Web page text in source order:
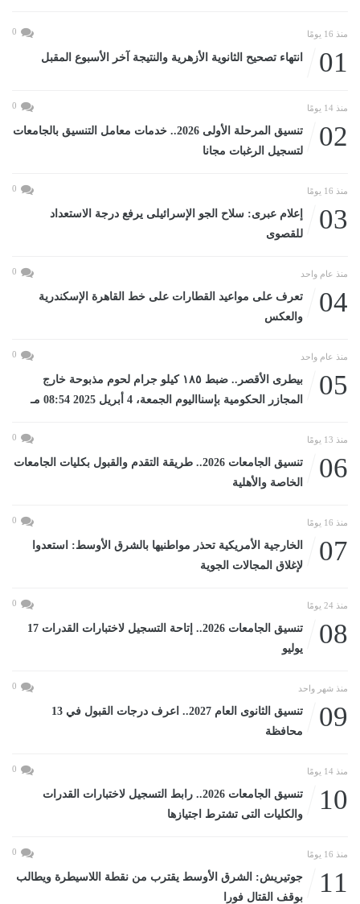
منذ 16 يومًا 0
01 انتهاء تصحيح الثانوية الأزهرية والنتيجة آخر الأسبوع المقبل
منذ 14 يومًا 0
02
تنسيق المرحلة الأولى 2026.. خدمات معامل التنسيق بالجامعات
لتسجيل الرغبات مجانا
منذ 16 يومًا 0
03
إعلام عبرى: سلاح الجو الإسرائيلى يرفع درجة الاستعداد
للقصوى
منذ عام واحد 0
04
تعرف على مواعيد القطارات على خط القاهرة الإسكندرية
والعكس
منذ عام واحد 0
05
بيطرى الأقصر.. ضبط ١٨٥ كيلو جرام لحوم مذبوحة خارج
المجازر الحكومية بإسنااليوم الجمعة، 4 أبريل 2025 08:54 مـ
منذ 13 يومًا 0
06
تنسيق الجامعات 2026.. طريقة التقدم والقبول بكليات الجامعات
الخاصة والأهلية
منذ 16 يومًا 0
07
الخارجية الأمريكية تحذر مواطنيها بالشرق الأوسط: استعدوا
لإغلاق المجالات الجوية
منذ 24 يومًا 0
08
تنسيق الجامعات 2026.. إتاحة التسجيل لاختبارات القدرات 17
يوليو
منذ شهر واحد 0
09
تنسيق الثانوى العام 2027.. اعرف درجات القبول في 13
محافظة
منذ 14 يومًا 0
10
تنسيق الجامعات 2026.. رابط التسجيل لاختبارات القدرات
والكليات التى تشترط اجتيازها
منذ 16 يومًا 0
11
جوتيريش: الشرق الأوسط يقترب من نقطة اللاسيطرة ويطالب
بوقف القتال فورا